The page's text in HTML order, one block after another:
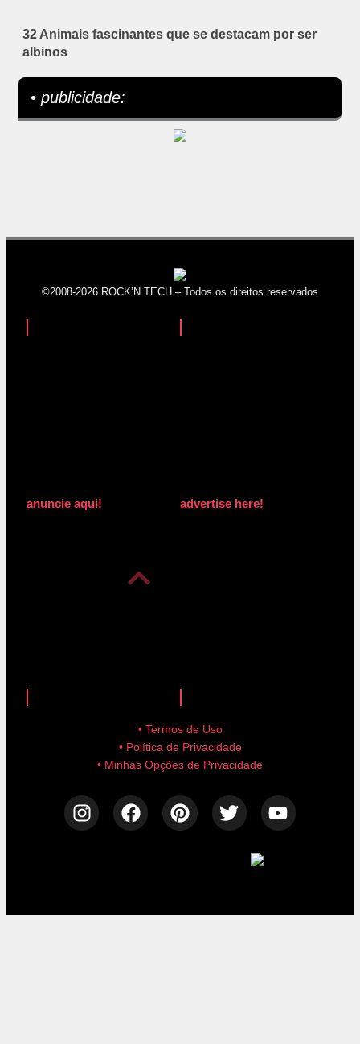
32 Animais fascinantes que se destacam por ser
albinos
• publicidade:
©2008-2026 ROCK’N TECH – Todos os direitos reservados
anuncie aqui! advertise here!
• Termos de Uso
• Política de Privacidade
• Minhas Opções de Privacidade